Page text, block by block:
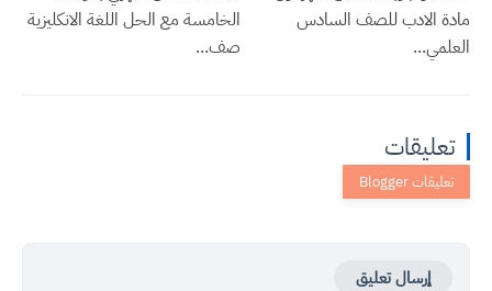
مادة الادب للصف السادس
العلمي...
الخامسة مع الحل اللغة الانكليزية
صف...
تعليقات
إرسال تعليق